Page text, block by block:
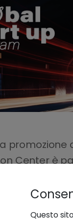
promozione
Center è
integrato di
è
Questo